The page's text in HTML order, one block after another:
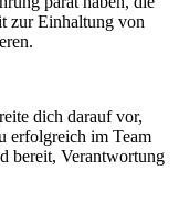
zur Einhaltung von
dich darauf vor,
erfolgreich im Team
bereit, Verantwortung